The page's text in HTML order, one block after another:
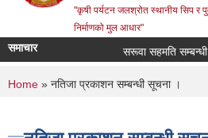
"कृषी पर्यटन जलश्रोत स्थानीय सिप र
निर्माणको मुल आधार"
समाचार सरूवा सहमति सम्बन्धी
You are here
Home » नतिजा प्रकाशन सम्बन्धी सूचना ।